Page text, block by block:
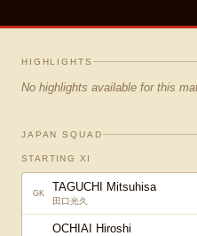
HIGHLIGHTS
No highlights available for this
JAPAN SQUAD
STARTING XI
GK TAGUCHI Mitsuhisa
田口光久
OCHIAI Hiroshi